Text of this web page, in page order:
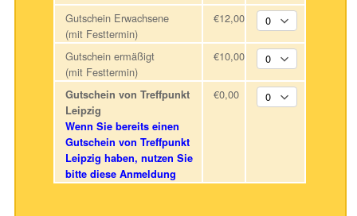
Gutschein Erwachsene
(mit Festtermin)
€12,00
Gutschein ermäßigt
(mit Festtermin)
€10,00
Gutschein von Treffpunkt
Leipzig
Wenn Sie bereits einen
Gutschein von Treffpunkt
Leipzig haben, nutzen Sie
bitte diese Anmeldung
€0,00